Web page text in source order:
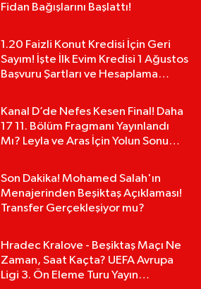
Fidan Bağışlarını Başlattı!
1.20 Faizli Konut Kredisi İçin Geri
Sayım! İşte İlk Evim Kredisi 1 Ağustos
Başvuru Şartları ve Hesaplama
Kanal D’de Nefes Kesen Final! Daha
17 11. Bölüm Fragmanı Yayınlandı
Mı? Leyla ve Aras İçin Yolun Sonu
Son Dakika! Mohamed Salah'ın
Menajerinden Beşiktaş Açıklaması!
Transfer Gerçekleşiyor mu?
Hradec Kralove - Beşiktaş Maçı Ne
Zaman, Saat Kaçta? UEFA Avrupa
Ligi 3. Ön Eleme Turu Yayın